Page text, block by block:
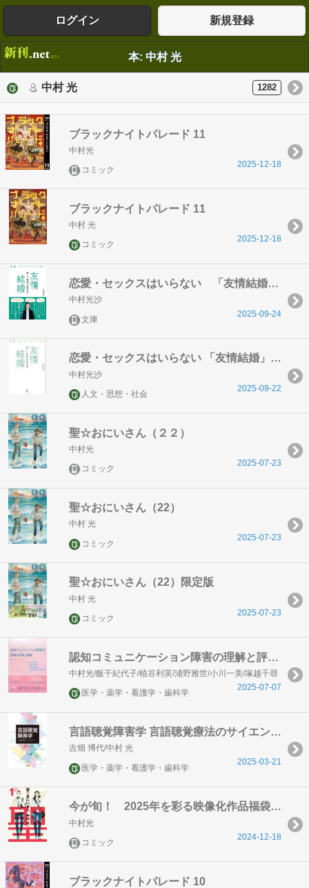
ログイン 新規登録
本: 中村 光
中村 光 1282
ブラックナイトパレード 11
中村光
コミック
2025-12-18
ブラックナイトパレード 11
中村 光
コミック
2025-12-18
恋愛・セックスはいらない 「友情結婚」新しい結婚の選択肢
中村光沙
文庫
2025-09-24
恋愛・セックスはいらない 「友情結婚」新しい結婚の選択肢
中村光沙
人文・思想・社会
2025-09-22
聖☆おにいさん（２２）
中村光
コミック
2025-07-23
聖☆おにいさん（22）
中村 光
コミック
2025-07-23
聖☆おにいさん（22）限定版
中村 光
コミック
2025-07-23
認知コミュニケーション障害の理解と評価・訓練
中村光/飯干紀代子/植谷利英/浦野雅世/小川一美/塚越千尋
医学・薬学・看護学・歯科学
2025-07-07
言語聴覚障害学 言語聴覚療法のサイエンス&アート
吉畑 博代/中村 光
医学・薬学・看護学・歯科学
2025-03-21
今が旬！ 2025年を彩る映像化作品福袋 ～実写化編～
中村光
コミック
2024-12-18
ブラックナイトパレード 10